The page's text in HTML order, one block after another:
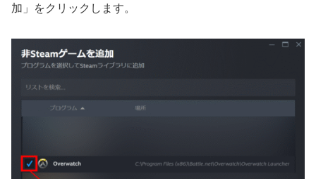
加」をクリックします。